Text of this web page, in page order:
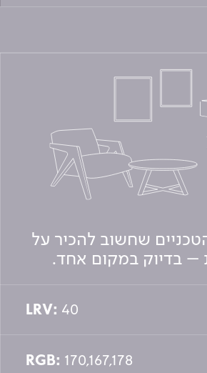
שחשוב להכיר על
– בדיוק במקום אחד.
LRV: 40
RGB: 170,167,178